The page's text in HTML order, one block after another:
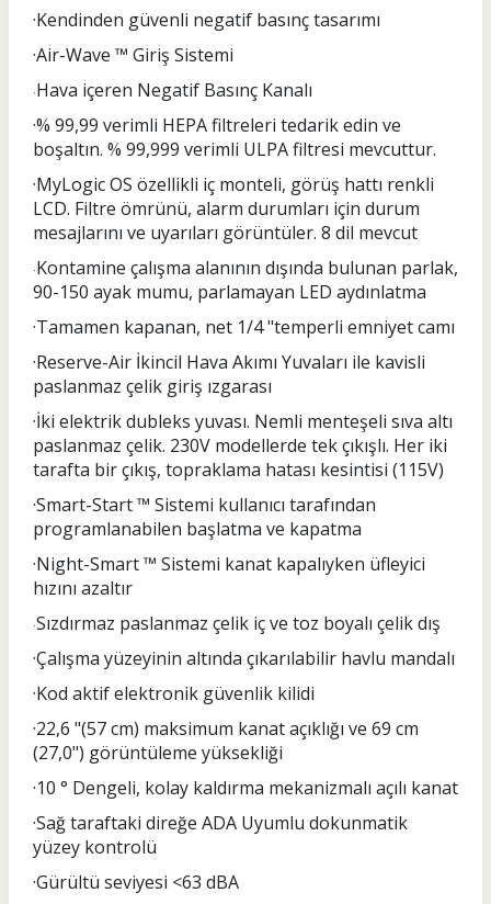
·Kendinden güvenli negatif basınç tasarımı
·Air-Wave ™ Giriş Sistemi
·Hava içeren Negatif Basınç Kanalı
·% 99,99 verimli HEPA filtreleri tedarik edin ve
boşaltın. % 99,999 verimli ULPA filtresi mevcuttur.
·MyLogic OS özellikli iç monteli, görüş hattı renkli
LCD. Filtre ömrünü, alarm durumları için durum
mesajlarını ve uyarıları görüntüler. 8 dil mevcut
·Kontamine çalışma alanının dışında bulunan parlak,
90-150 ayak mumu, parlamayan LED aydınlatma
·Tamamen kapanan, net 1/4 "temperli emniyet camı
·Reserve-Air İkincil Hava Akımı Yuvaları ile kavisli
paslanmaz çelik giriş ızgarası
·İki elektrik dubleks yuvası. Nemli menteşeli sıva altı
paslanmaz çelik. 230V modellerde tek çıkışlı. Her iki
tarafta bir çıkış, topraklama hatası kesintisi (115V)
·Smart-Start ™ Sistemi kullanıcı tarafından
programlanabilen başlatma ve kapatma
·Night-Smart ™ Sistemi kanat kapalıyken üfleyici
hızını azaltır
·Sızdırmaz paslanmaz çelik iç ve toz boyalı çelik dış
·Çalışma yüzeyinin altında çıkarılabilir havlu mandalı
·Kod aktif elektronik güvenlik kilidi
·22,6 "(57 cm) maksimum kanat açıklığı ve 69 cm
(27,0") görüntüleme yüksekliği
·10 ° Dengeli, kolay kaldırma mekanizmalı açılı kanat
·Sağ taraftaki direğe ADA Uyumlu dokunmatik
yüzey kontrolü
·Gürültü seviyesi <63 dBA